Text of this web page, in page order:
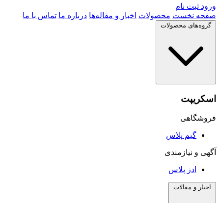
ورود ثبت نام
صفحه نخست محصولات اخبار و مقاله‌ها درباره ما تماس با ما
گروه‌های محصولات
اسکریپت
فروشگاهی
گیم پلاس
آگهی و نیازمندی
ادز پلاس
اخبار و مقالات